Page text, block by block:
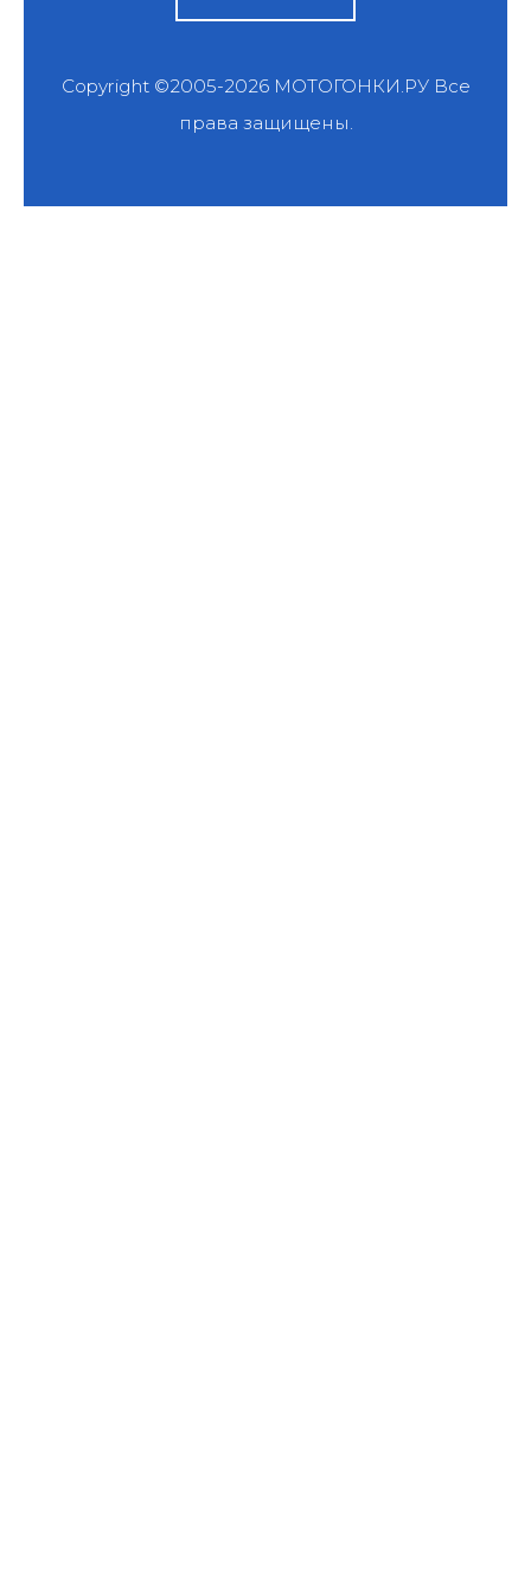
Copyright ©2005-2026 МОТОГОНКИ.РУВсе
права защищены.